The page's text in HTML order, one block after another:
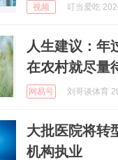
视频 叮当爱吃
人生建议：年
在农村就尽量
网易号 刘哥谈体育
大批医院将转
机构执业